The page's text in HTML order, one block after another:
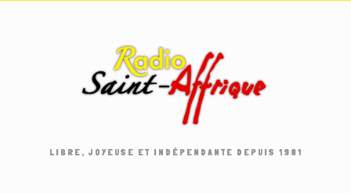
LIBRE, JOYEUSE ET INDÉPENDANTE DEPUIS 1981